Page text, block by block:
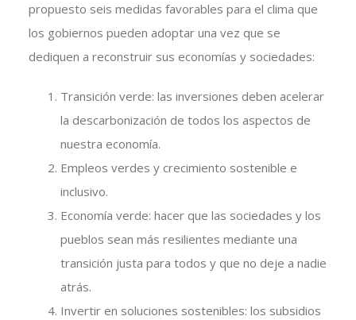
propuesto seis medidas favorables para el clima que
los gobiernos pueden adoptar una vez que se
dediquen a reconstruir sus economías y sociedades:
Transición verde: las inversiones deben acelerar
la descarbonización de todos los aspectos de
nuestra economía.
Empleos verdes y crecimiento sostenible e
inclusivo.
Economía verde: hacer que las sociedades y los
pueblos sean más resilientes mediante una
transición justa para todos y que no deje a nadie
atrás.
Invertir en soluciones sostenibles: los subsidios